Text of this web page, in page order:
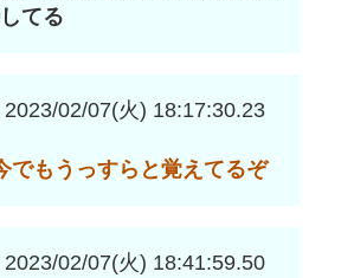
てる
2023/02/07(火) 18:17:30.23
でもうっすらと覚えてるぞ
2023/02/07(火) 18:41:59.50